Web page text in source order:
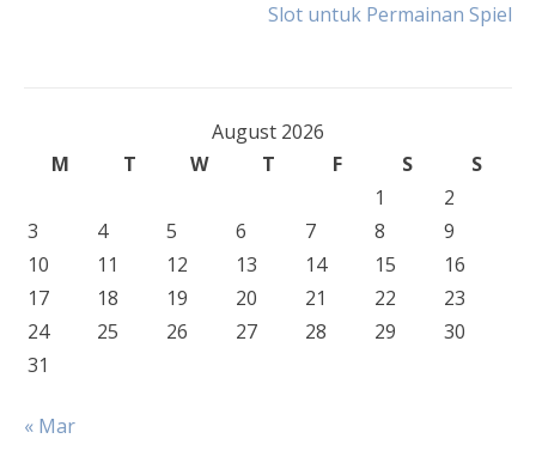
Slot untuk Permainan Spiel
August 2026
M
T W T F S
S
1
2
3
4 5 6 7 8
9
10
11 12 13 14 15
16
17
18 19 20 21 22
23
24
25 26 27 28 29
30
31
« Mar